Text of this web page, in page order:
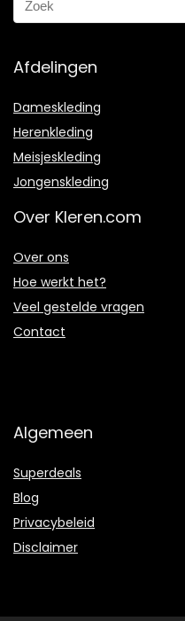
Afdelingen
Dameskleding
Herenkleding
Meisjeskleding
Jongenskleding
Over Kleren.com
Over ons
Hoe werkt het?
Veel gestelde vragen
Contact
Algemeen
Superdeals
Blog
Privacybeleid
Disclaimer